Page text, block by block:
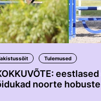
Tulemused
noorte